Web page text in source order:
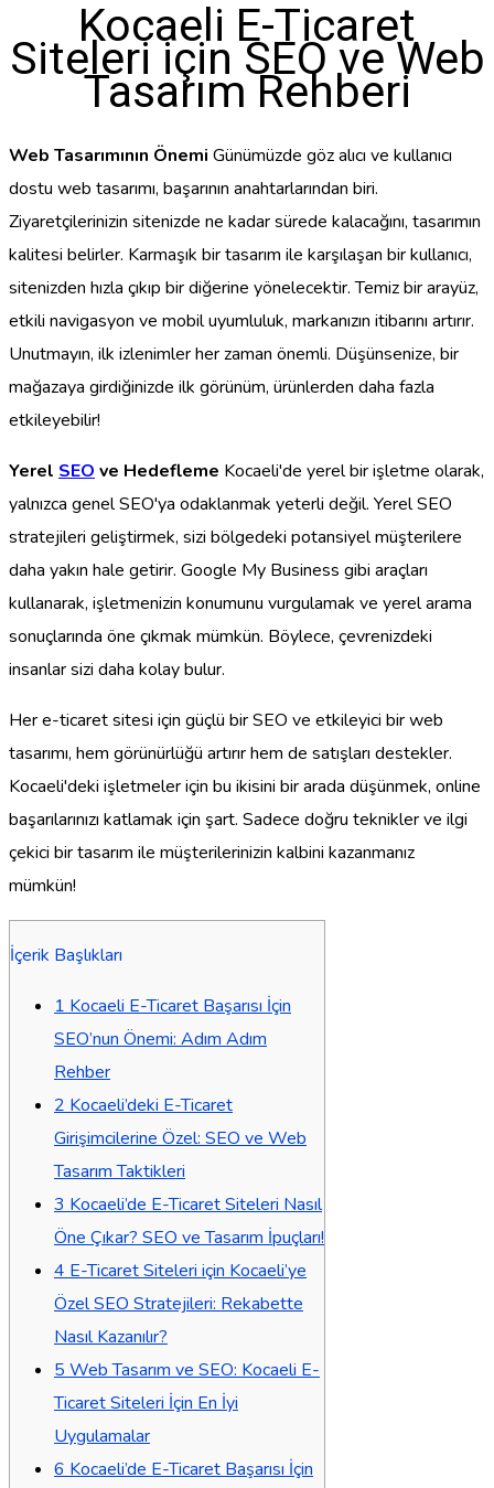
Kocaeli E-Ticaret
Siteleri için SEO ve Web
Tasarım Rehberi
Web Tasarımının Önemi Günümüzde göz alıcı ve kullanıcı
dostu web tasarımı, başarının anahtarlarından biri.
Ziyaretçilerinizin sitenizde ne kadar sürede kalacağını, tasarımın
kalitesi belirler. Karmaşık bir tasarım ile karşılaşan bir kullanıcı,
sitenizden hızla çıkıp bir diğerine yönelecektir. Temiz bir arayüz,
etkili navigasyon ve mobil uyumluluk, markanızın itibarını artırır.
Unutmayın, ilk izlenimler her zaman önemli. Düşünsenize, bir
mağazaya girdiğinizde ilk görünüm, ürünlerden daha fazla
etkileyebilir!
Yerel SEO ve Hedefleme Kocaeli'de yerel bir işletme olarak,
yalnızca genel SEO'ya odaklanmak yeterli değil. Yerel SEO
stratejileri geliştirmek, sizi bölgedeki potansiyel müşterilere
daha yakın hale getirir. Google My Business gibi araçları
kullanarak, işletmenizin konumunu vurgulamak ve yerel arama
sonuçlarında öne çıkmak mümkün. Böylece, çevrenizdeki
insanlar sizi daha kolay bulur.
Her e-ticaret sitesi için güçlü bir SEO ve etkileyici bir web
tasarımı, hem görünürlüğü artırır hem de satışları destekler.
Kocaeli'deki işletmeler için bu ikisini bir arada düşünmek, online
başarılarınızı katlamak için şart. Sadece doğru teknikler ve ilgi
çekici bir tasarım ile müşterilerinizin kalbini kazanmanız
mümkün!
İçerik Başlıkları
1 Kocaeli E-Ticaret Başarısı İçin
SEO’nun Önemi: Adım Adım
Rehber
2 Kocaeli’deki E-Ticaret
Girişimcilerine Özel: SEO ve Web
Tasarım Taktikleri
3 Kocaeli’de E-Ticaret Siteleri Nasıl
Öne Çıkar? SEO ve Tasarım İpuçları!
4 E-Ticaret Siteleri için Kocaeli’ye
Özel SEO Stratejileri: Rekabette
Nasıl Kazanılır?
5 Web Tasarım ve SEO: Kocaeli E-
Ticaret Siteleri İçin En İyi
Uygulamalar
6 Kocaeli’de E-Ticaret Başarısı İçin